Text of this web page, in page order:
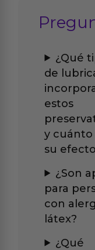
¿Qué
de
estos
y cuánto
su
¿Son
para
con
látex?
¿Qué